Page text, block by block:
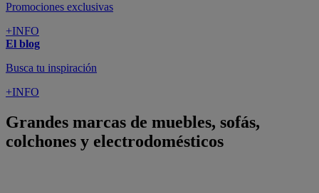
Promociones exclusivas
+INFO
El blog
Busca tu inspiración
+INFO
Grandes marcas de muebles, sofás,
colchones y electrodomésticos